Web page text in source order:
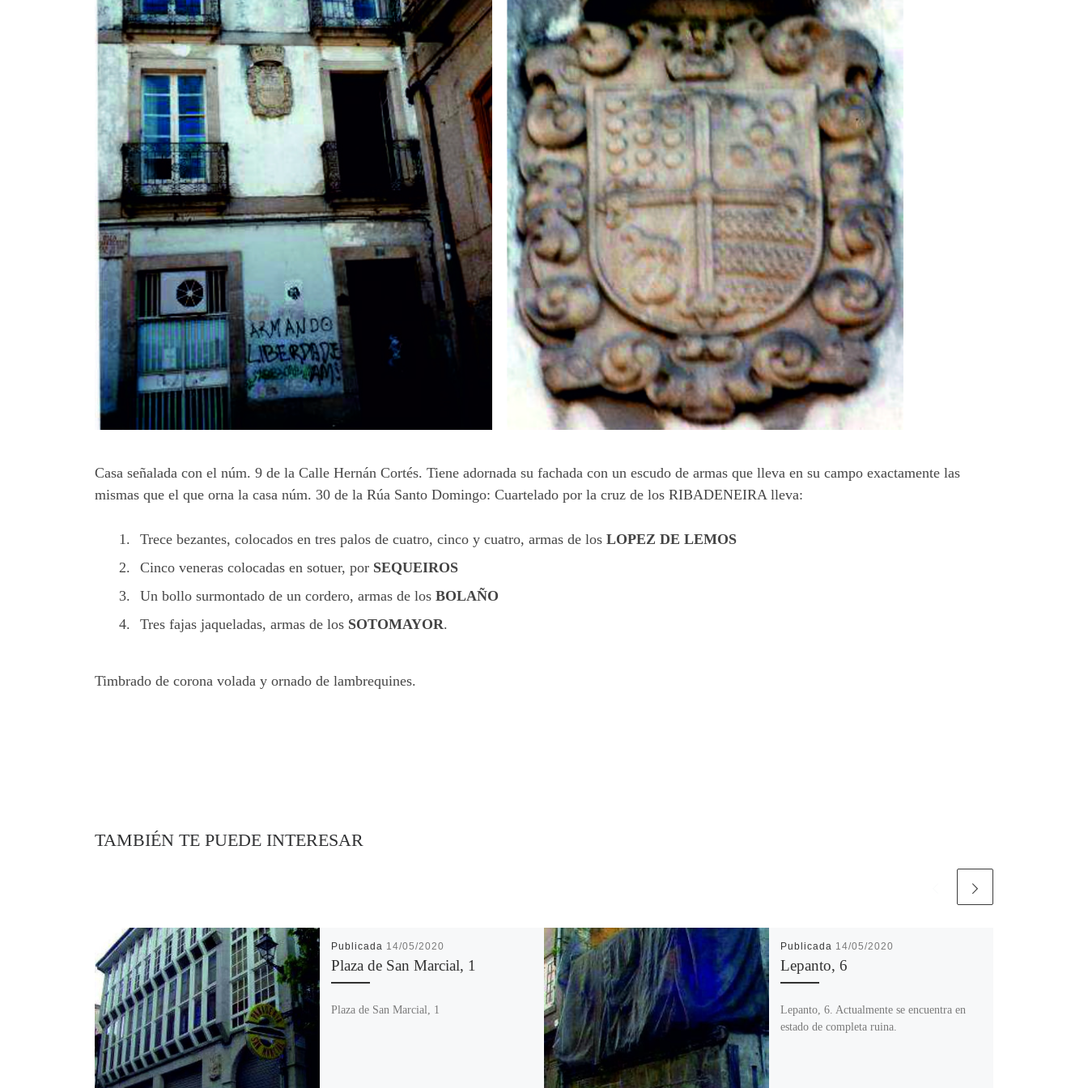
Casa señalada con el núm. 9 de la Calle Hernán Cortés. Tiene adornada su fachada con un escudo de armas que lleva en su campo exactamente las
mismas que el que orna la casa núm. 30 de la Rúa Santo Domingo: Cuartelado por la cruz de los RIBADENEIRA lleva:
Trece bezantes, colocados en tres palos de cuatro, cinco y cuatro, armas de los LOPEZ DE LEMOS
Cinco veneras colocadas en sotuer, por SEQUEIROS
Un bollo surmontado de un cordero, armas de los BOLAÑO
Tres fajas jaqueladas, armas de los SOTOMAYOR.
Timbrado de corona volada y ornado de lambrequines.
TAMBIÉN TE PUEDE INTERESAR
Publicada 14/05/2020
Plaza de San Marcial, 1
Plaza de San Marcial, 1
Publicada 14/05/2020
Lepanto, 6
Lepanto, 6. Actualmente se encuentra en
estado de completa ruina.